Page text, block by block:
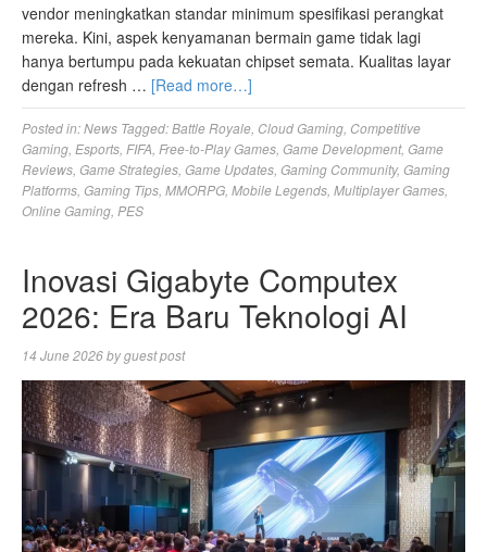
vendor meningkatkan standar minimum spesifikasi perangkat
mereka. Kini, aspek kenyamanan bermain game tidak lagi
hanya bertumpu pada kekuatan chipset semata. Kualitas layar
dengan refresh … [Read more…]
Posted in:News Tagged:Battle Royale Cloud Gaming Competitive
Gaming Esports FIFA Free-to-Play Games Game Development, Game
Reviews Game Strategies Game Updates Gaming Community, Gaming
Platforms Gaming Tips MMORPG Mobile Legends Multiplayer Games
Online Gaming PES
Inovasi Gigabyte Computex
2026: Era Baru Teknologi AI
14 June 2026byguest post